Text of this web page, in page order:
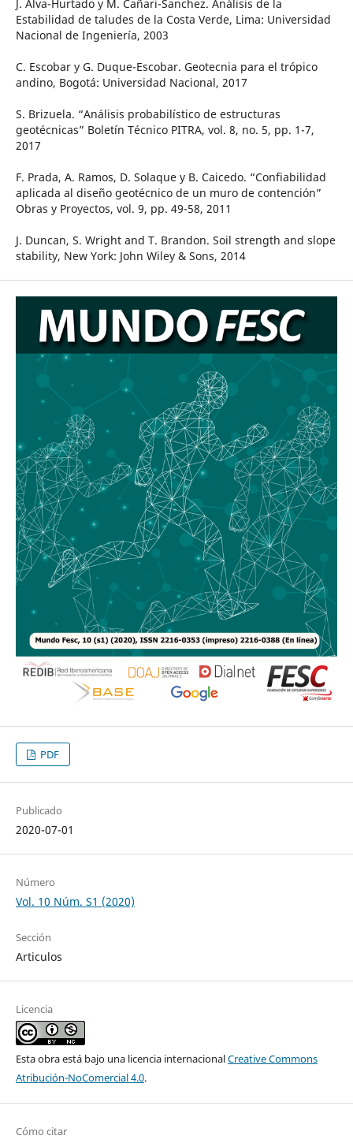
J. Alva-Hurtado y M. Cañari-Sanchez. Análisis de la
Estabilidad de taludes de la Costa Verde, Lima: Universidad
Nacional de Ingeniería, 2003
C. Escobar y G. Duque-Escobar. Geotecnia para el trópico
andino, Bogotá: Universidad Nacional, 2017
S. Brizuela. “Análisis probabilístico de estructuras
geotécnicas” Boletín Técnico PITRA, vol. 8, no. 5, pp. 1-7,
2017
F. Prada, A. Ramos, D. Solaque y B. Caicedo. “Confiabilidad
aplicada al diseño geotécnico de un muro de contención”
Obras y Proyectos, vol. 9, pp. 49-58, 2011
J. Duncan, S. Wright and T. Brandon. Soil strength and slope
stability, New York: John Wiley & Sons, 2014
PDF
Publicado
2020-07-01
Número
Vol. 10 Núm. S1 (2020)
Sección
Articulos
Licencia
Esta obra está bajo una licencia internacionalCreative Commons
Atribución-NoComercial 4.0.
Cómo citar